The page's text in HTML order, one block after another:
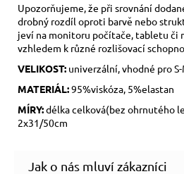
Upozorňujeme, že při srovnání
drobný rozdíl oproti barvě nebo
jeví na monitoru počítače, tabletu či
vzhledem k různé rozlišovací
VELIKOST: univerzální, vhodné pro S-
MATERIÁL:95%viskóza, 5%elastan
MÍRY:délka celková(bez ohrnutého
2x31/50cm